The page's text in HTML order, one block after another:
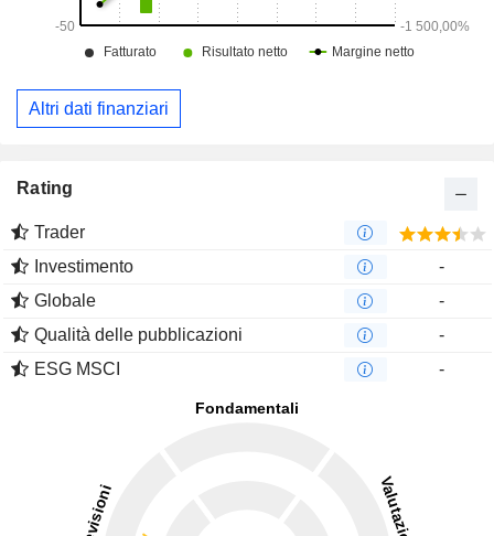
Altri dati finanziari
Rating
Trader
Investimento
-
Globale
-
Qualità delle pubblicazioni
-
ESG MSCI
-